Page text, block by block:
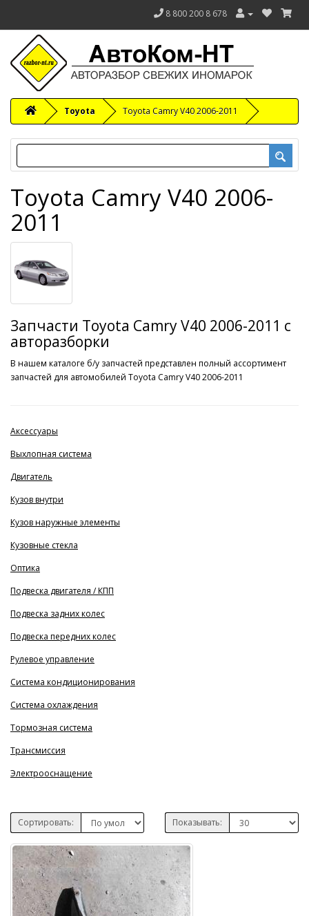
8 800 200 8 678
Toyota Toyota Camry V40 2006-2011
Toyota Camry V40 2006-
2011
Запчасти Toyota Camry V40 2006-2011 с
авторазборки
В нашем каталоге б/у запчастей представлен полный ассортимент
запчастей для автомобилей Toyota Camry V40 2006-2011
Аксессуары
Выхлопная система
Двигатель
Кузов внутри
Кузов наружные элементы
Кузовные стекла
Оптика
Подвеска двигателя / КПП
Подвеска задних колес
Подвеска передних колес
Рулевое управление
Система кондиционирования
Система охлаждения
Тормозная система
Трансмиссия
Электрооснащение
Сортировать: Показывать: